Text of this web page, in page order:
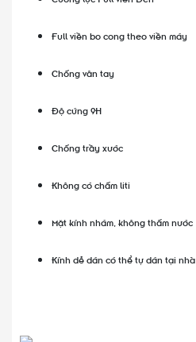
Full viền bo cong theo viền máy
Chống vân tay
Độ cứng 9H
Chống trầy xước
Không có chấm liti
Mặt kính nhám, không thấm nước
Kính dễ dán có thể tự dán tại nhà